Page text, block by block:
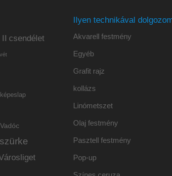
csendélet
szürke
Ilyen technikával
Akvarell festmény
Egyéb
Grafit rajz
kollázs
Linómetszet
Olaj festmény
Pasztell festmény
Pop-up